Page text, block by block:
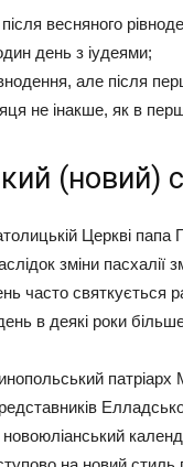
весняного
день з іудеями;
але після
не інакше, як в
(новий)
Церкві папа
зміни пасхалії
часто святкується
в деякі роки